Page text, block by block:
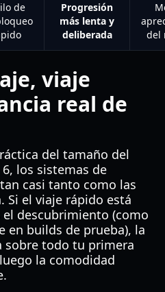
de
Progresión
más lenta y
deliberada
del
viaje
real de
del tamaño del
los sistemas de
casi tanto como las
Si el viaje rápido está
descubrimiento (como
en builds de prueba), la
sobre todo tu primera
la comodidad